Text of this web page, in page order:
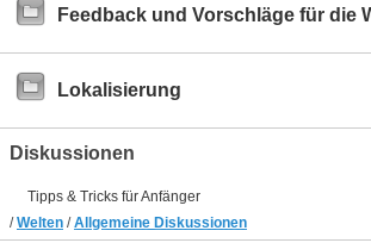
Feedback und Vorschläge für die
Lokalisierung
Diskussionen
Tipps & Tricks für Anfänger
/Welten /Allgemeine Diskussionen